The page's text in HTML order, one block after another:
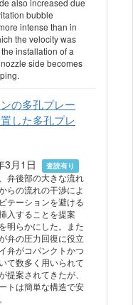
also increased due
bubble
intense than in
the velocity was
installation of a
side becomes
の多孔プレー
した多孔プレ
3月1日
査読有り
弁後部の大きな流れ
らの流れの干渉によ
テーションを避ける
入することを提案
明らかにした。また
弁の圧力回復に役立
弁がコパンクトかつ
て数多く用いられて
案されてきたが、
トは簡単な構造で安